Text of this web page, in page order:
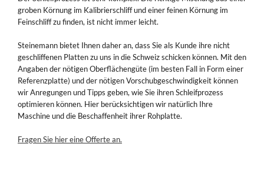
groben Körnung im Kalibrierschliff und einer feinen Körnung im
Feinschliff zu finden, ist nicht immer leicht.
Steinemann bietet Ihnen daher an, dass Sie als Kunde ihre nicht
geschliffenen Platten zu uns in die Schweiz schicken können. Mit den
Angaben der nötigen Oberflächengüte (im besten Fall in Form einer
Referenzplatte) und der nötigen Vorschubgeschwindigkeit können
wir Anregungen und Tipps geben, wie Sie ihren Schleifprozess
optimieren können. Hier berücksichtigen wir natürlich Ihre
Maschine und die Beschaffenheit ihrer Rohplatte.
Fragen Sie hier eine Offerte an.